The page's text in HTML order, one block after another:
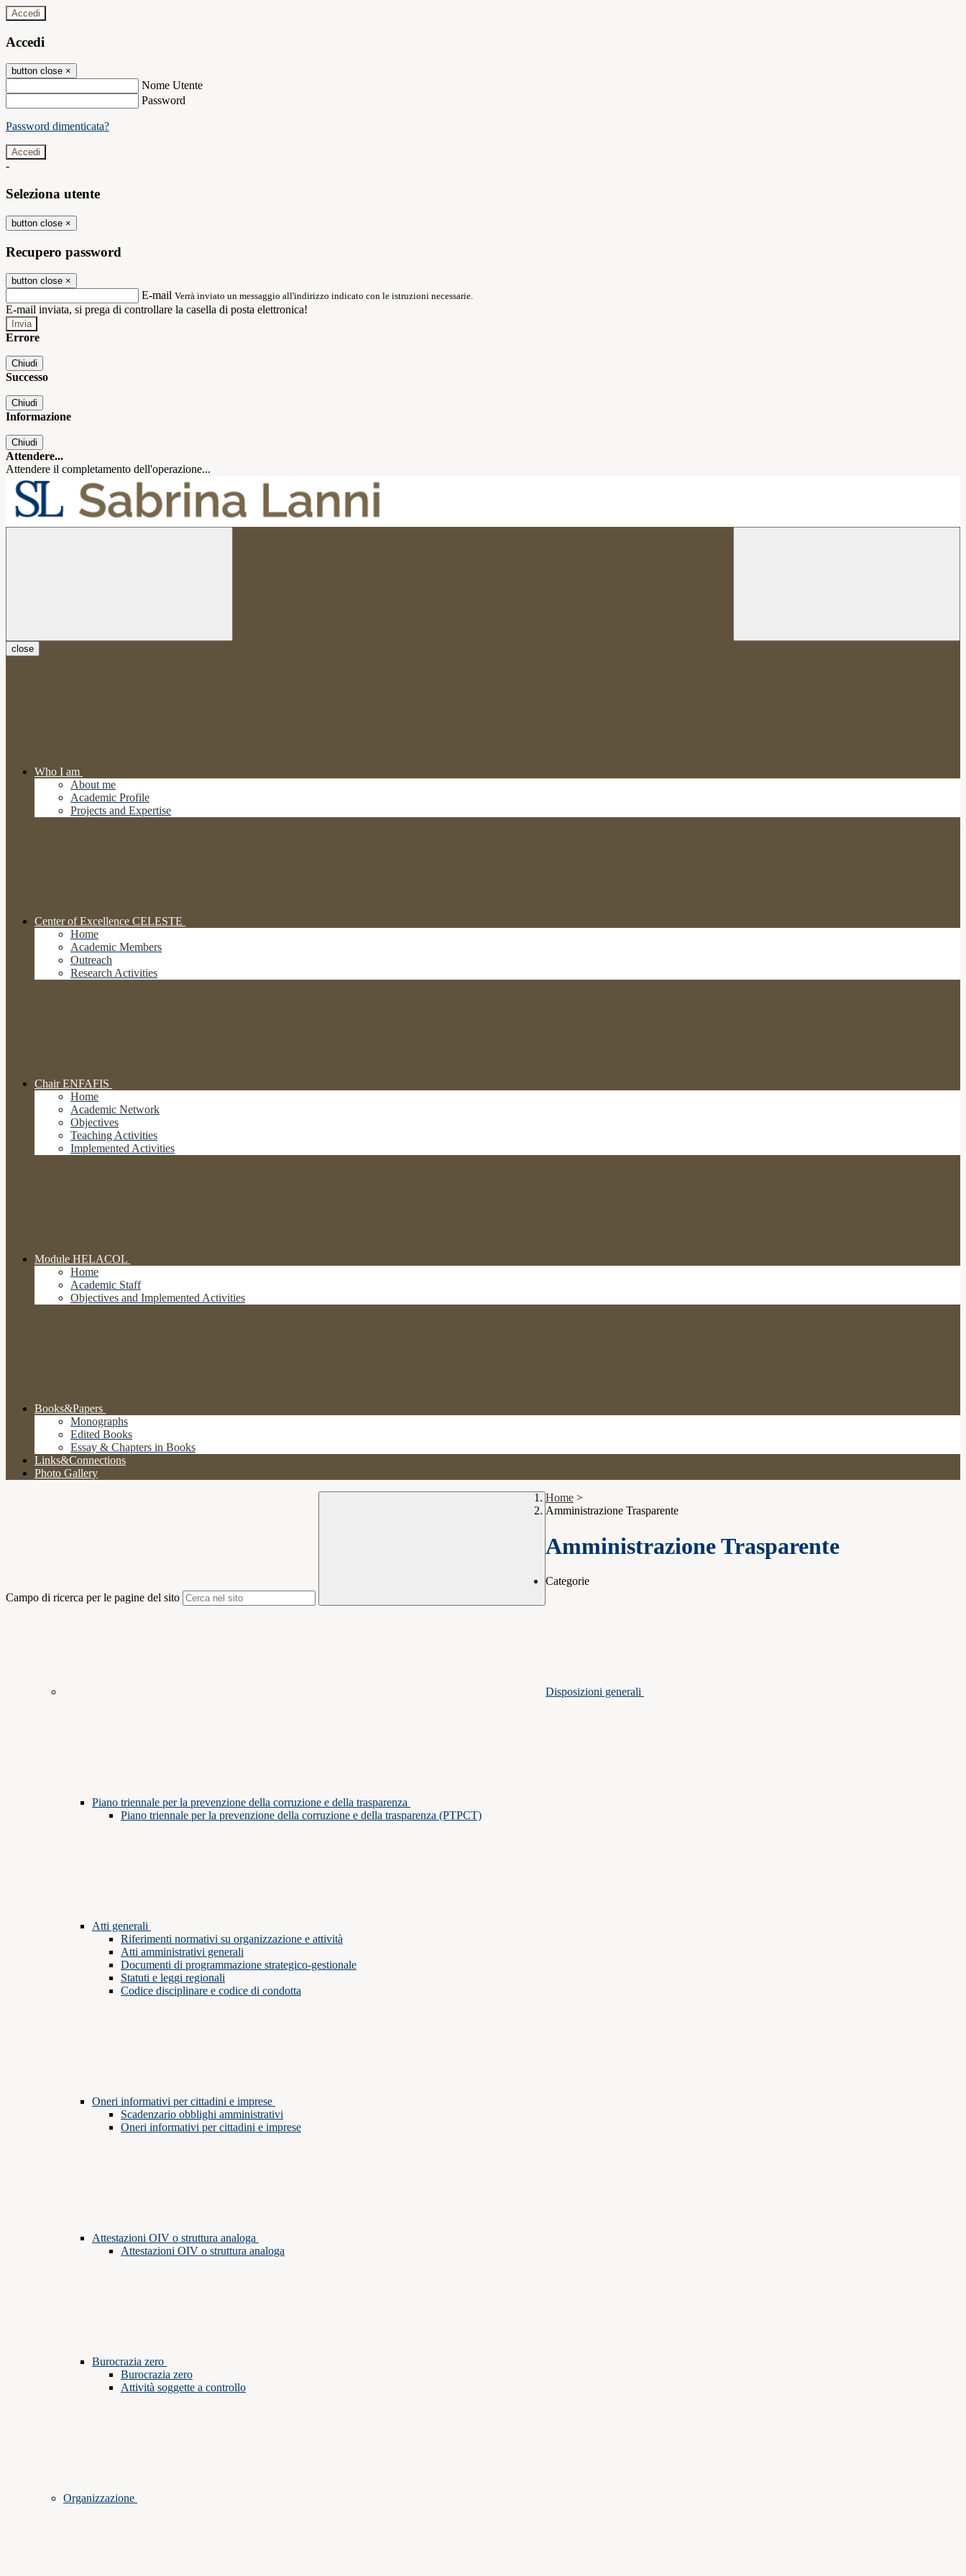
Accedi
Accedi
button close ×
Nome Utente
Password
Password dimenticata?
-
Seleziona utente
button close ×
Recupero password
button close ×
E-mail Verrà inviato un messaggio all'indirizzo indicato con le istruzioni necessarie.
E-mail inviata, si prega di controllare la casella di posta elettronica!
Errore
Chiudi
Successo
Chiudi
Informazione
Chiudi
Attendere...
Attendere il completamento dell'operazione...
close
Who I am
About me
Academic Profile
Projects and Expertise
Center of Excellence CELESTE
Home
Academic Members
Outreach
Research Activities
Chair ENFAFIS
Home
Academic Network
Objectives
Teaching Activities
Implemented Activities
Module HELACOL
Home
Academic Staff
Objectives and Implemented Activities
Books&Papers
Monographs
Edited Books
Essay & Chapters in Books
Links&Connections
Photo Gallery
Campo di ricerca per le pagine del sito
Home >
Amministrazione Trasparente
Amministrazione Trasparente
Categorie
Disposizioni generali
Piano triennale per la prevenzione della corruzione e della trasparenza
Piano triennale per la prevenzione della corruzione e della trasparenza (PTPCT)
Atti generali
Riferimenti normativi su organizzazione e attività
Atti amministrativi generali
Documenti di programmazione strategico-gestionale
Statuti e leggi regionali
Codice disciplinare e codice di condotta
Oneri informativi per cittadini e imprese
Scadenzario obblighi amministrativi
Oneri informativi per cittadini e imprese
Attestazioni OIV o struttura analoga
Attestazioni OIV o struttura analoga
Burocrazia zero
Burocrazia zero
Attività soggette a controllo
Organizzazione